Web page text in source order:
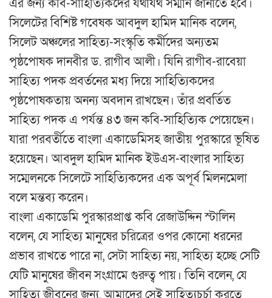
এর জন্য কবি-সাহিত্যিকদের যথাযথ সম্মান জানাতে হবে।
সিলেটের বিশিষ্ট গবেষক আবদুল হামিদ মানিক বলেন,
সিলেট অঞ্চলের সাহিত্য-সংস্কৃতি কর্মীদের অন্যতম
পৃষ্ঠপোষক দানবীর ড. রাগীব আলী। যিনি রাগীব-রাবেয়া
সাহিত্য পদক প্রবর্তনের মধ্য দিয়ে সাহিত্যিকদের
পৃষ্ঠপোষকতায় অনন্য অবদান রাখছেন। তাঁর প্রবর্তিত
সাহিত্য পদক এ পর্যন্ত ৪৩ জন কবি-সাহিত্যিক পেয়েছেন।
যারা পরবর্তীতে বাংলা একাডেমিসহ জাতীয় পুরস্কারে ভূষিত
হয়েছেন। আবদুল হামিদ মানিক ইউএস-বাংলার সাহিত্য
সম্মেলনকে সিলেটে সাহিত্যিকদের এক অপূর্ব মিলনমেলা
বলে মন্তব্য করেন।
বাংলা একাডেমি পুরস্কারপ্রাপ্ত কবি রেজাউদ্দিন স্টালিন
বলেন, যে সাহিত্য মানুষের চরিত্রের ওপর কোনো ধরনের
প্রভাব রাখতে পারে না, সেটা সাহিত্য নয়, সাহিত্য হচ্ছে সেটি
যেটি মানুষের জীবন সংগ্রামে গুরুত্ব পায়। তিনি বলেন, যে